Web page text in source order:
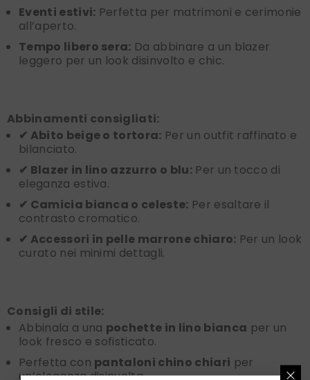
Eventi estivi: Perfetta per matrimoni e cerimonie
all’aperto.
Tempo libero sera: Da abbinare a un blazer
leggero per un look disinvolto e chic.
Abbinamenti consigliati:
✔ Abito beige o tortora: Per un outfit raffinato e
bilanciato.
✔ Blazer in lino azzurro o blu:Per un tocco di
eleganza estiva.
✔ Camicia bianca o celeste: Per esaltare il
contrasto cromatico.
✔ Accessori in pelle marrone chiaro: Per un look
curato nei minimi dettagli.
Consigli di stile:
Abbinala a una pochette in lino bianca per un
look fresco e sofisticato.
Perfetta con pantaloni chino chiari per
un’eleganza disinvolta.